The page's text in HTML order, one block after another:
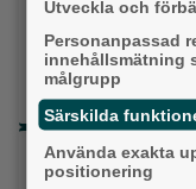
Vet ej
Utveckla och
Personanpassad
innehållsmätning
målgrupp
Särskilda
Använda exakta
positionering